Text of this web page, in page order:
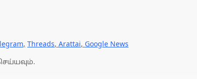
, Threads, Arattai, Google News